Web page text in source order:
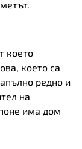
което
което са
редно и
на
има дом